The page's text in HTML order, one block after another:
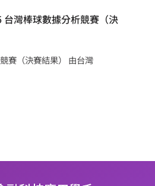
台灣棒球數據分析競賽（決
賽（決賽結果） 由台灣